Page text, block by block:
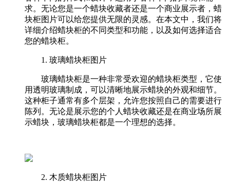
求。无论您是一个蜡块收藏者还是一个商业展示者，蜡
块柜图片可以给您提供无限的灵感。在本文中，我们将
详细介绍蜡块柜的不同类型和功能，以及如何选择适合
您的蜡块柜。
1. 玻璃蜡块柜图片
玻璃蜡块柜是一种非常受欢迎的蜡块柜类型，它使
用透明玻璃制成，可以清晰地展示蜡块的外观和细节。
这种柜子通常有多个层架，允许您按照自己的需要进行
陈列。无论是展示您的个人蜡块收藏还是在商业场所展
示蜡块，玻璃蜡块柜都是一个理想的选择。
2. 木质蜡块柜图片